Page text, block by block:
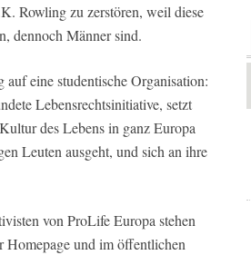
Rowling zu zerstören, weil diese
dennoch Männer sind.
eine studentische Organisation:
Lebensrechtsinitiative, setzt
des Lebens in ganz Europa
Leuten ausgeht, und sich an ihre
von ProLife Europa stehen
Homepage und im öffentlichen